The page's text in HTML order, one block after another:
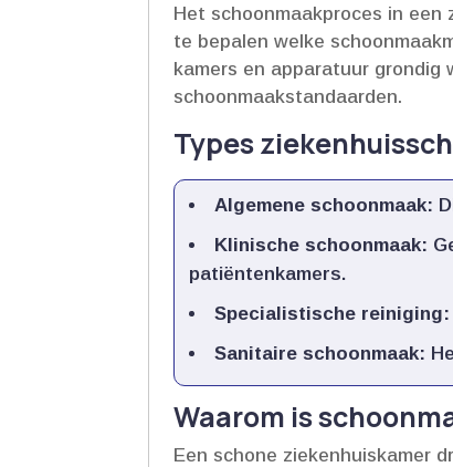
Het schoonmaakproces in
te bepalen welke
kamers en apparatuur grondig
schoonmaakstandaarden.​
Types
Algemene schoonmaak:
Klinische schoonmaak:
patiëntenkamers.​
Specialistische reiniging:
Sanitaire schoonmaak:
Waarom is
Een schone ziekenhuiskamer